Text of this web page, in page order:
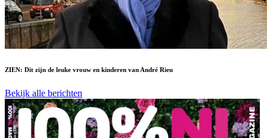
ZIEN: Dit zijn de leuke vrouw en kinderen van André Rieu
Bekijk alle berichten